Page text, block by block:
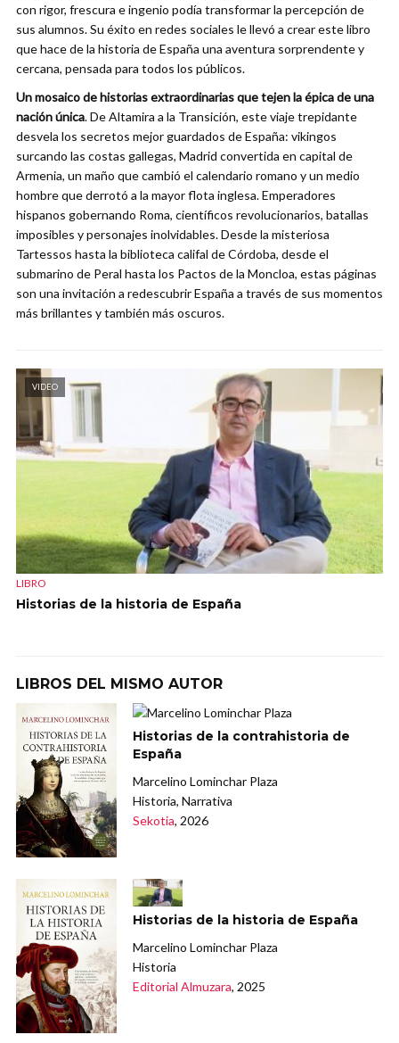
con rigor, frescura e ingenio podía transformar la percepción de
sus alumnos. Su éxito en redes sociales le llevó a crear este libro
que hace de la historia de España una aventura sorprendente y
cercana, pensada para todos los públicos.
Un mosaico de historias extraordinarias que tejen la épica de una
nación única. De Altamira a la Transición, este viaje trepidante
desvela los secretos mejor guardados de España: vikingos
surcando las costas gallegas, Madrid convertida en capital de
Armenia, un maño que cambió el calendario romano y un medio
hombre que derrotó a la mayor flota inglesa. Emperadores
hispanos gobernando Roma, científicos revolucionarios, batallas
imposibles y personajes inolvidables. Desde la misteriosa
Tartessos hasta la biblioteca califal de Córdoba, desde el
submarino de Peral hasta los Pactos de la Moncloa, estas páginas
son una invitación a redescubrir España a través de sus momentos
más brillantes y también más oscuros.
VIDEO
LIBRO
Historias de la historia de España
LIBROS DEL MISMO AUTOR
Historias de la contrahistoria de
España
Marcelino Lominchar Plaza
Historia, Narrativa
Sekotia, 2026
Historias de la historia de España
Marcelino Lominchar Plaza
Historia
Editorial Almuzara, 2025